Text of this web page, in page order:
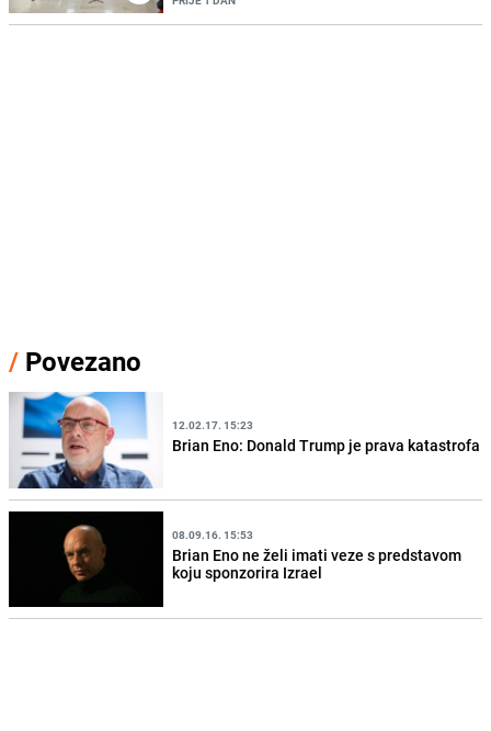
/ Povezano
12.02.17. 15:23
Brian Eno: Donald Trump je prava katastrofa
08.09.16. 15:53
Brian Eno ne želi imati veze s predstavom
koju sponzorira Izrael